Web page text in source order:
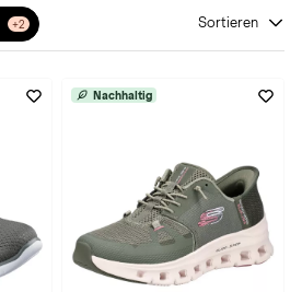
+2 Sortieren
Nachhaltig